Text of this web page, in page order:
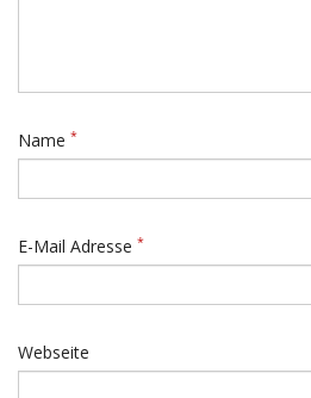
Name *
E-Mail Adresse *
Webseite